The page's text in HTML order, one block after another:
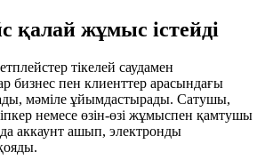
қалай жұмыс істейді
тікелей саудамен
бизнес пен клиенттер арасындағы
мәміле ұйымдастырады. Сатушы,
немесе өзін-өзі жұмыспен қамтушы
аккаунт ашып, электронды